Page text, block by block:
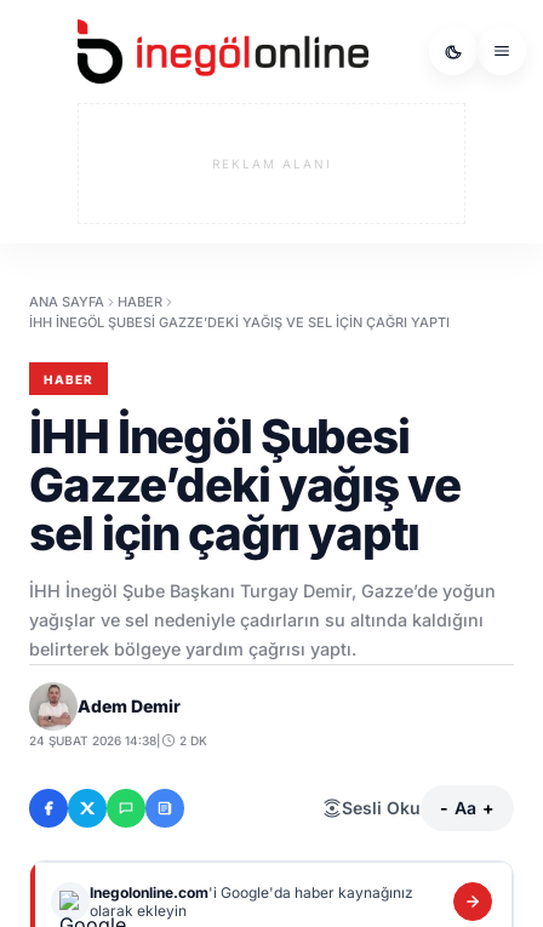
REKLAM ALANI
ANA SAYFA
HABER
İHH İNEGÖL ŞUBESI GAZZE’DEKI YAĞIŞ VE SEL IÇIN ÇAĞRI YAPTI
HABER
İHH İnegöl Şubesi
Gazze’deki yağış ve
sel için çağrı yaptı
İHH İnegöl Şube Başkanı Turgay Demir, Gazze’de yoğun
yağışlar ve sel nedeniyle çadırların su altında kaldığını
belirterek bölgeye yardım çağrısı yaptı.
Adem Demir
24 ŞUBAT 2026 14:38 2 DK
Sesli Oku - Aa +
Inegolonline.com'i Google'da haber kaynağınız
olarak ekleyin